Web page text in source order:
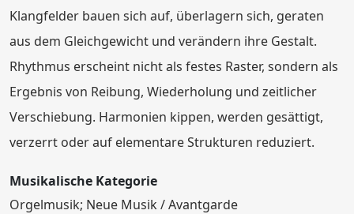
Klangfelder bauen sich auf, überlagern sich, geraten
aus dem Gleichgewicht und verändern ihre Gestalt.
Rhythmus erscheint nicht als festes Raster, sondern als
Ergebnis von Reibung, Wiederholung und zeitlicher
Verschiebung. Harmonien kippen, werden gesättigt,
verzerrt oder auf elementare Strukturen reduziert.
Musikalische Kategorie
Orgelmusik; Neue Musik / Avantgarde